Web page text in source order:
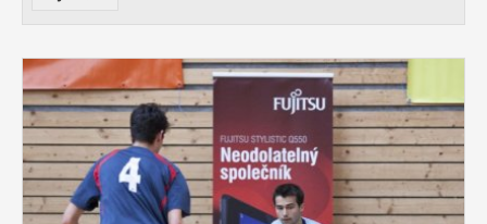
nezbytné pro správné fungování a jsou
ANALYTICKÉ
Slouží pro získávání anonymizovaných
statistických údajů, které nám pomáhají
vylepšovat naše aplikace. Zpravidla jde o
cookies systémů třetích stran, které k
Pages